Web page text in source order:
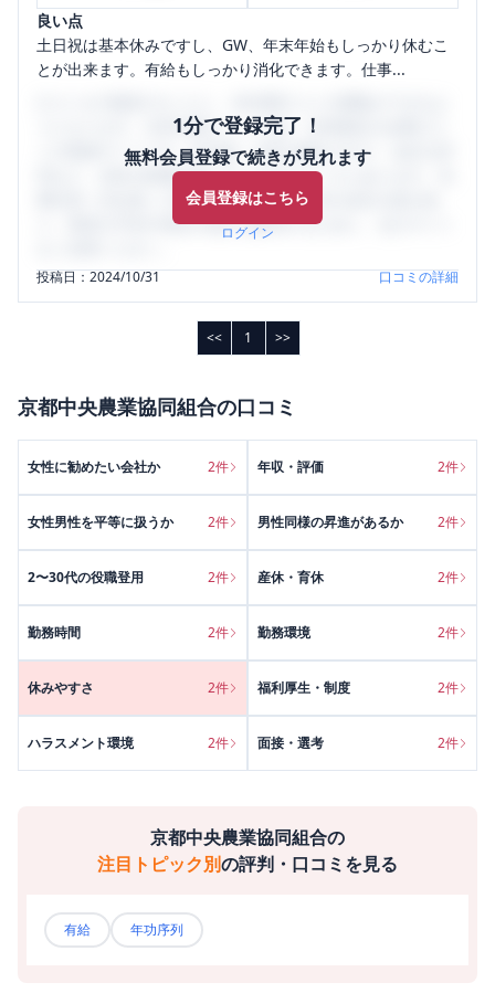
良い点
土日祝は基本休みですし、GW、年末年始もしっかり休むこ
とが出来ます。有給もしっかり消化できます。仕事...
1分で登録完了！
無料会員登録で続きが見れます
会員登録はこちら
ログイン
うになります。SHEHUB(シーハブ)は、女性限定の企業口コ
ミの投稿サイトです。給与面・女性の働きやすさ・会社の評
判など、女性の転職は気にすべき点がたくさんあります。先
輩社員（元社員）の口コミを通して、本当の会社の姿を知
り、将来の不安や現在の悩みを解消するために、ぜひサイト
投稿日：2024/10/31 口コミの詳細
<< 1 >>
京都中央農業協同組合の口コミ
女性に勧めたい会社か 2件 年収・評価 2件
女性男性を平等に扱うか 2件 男性同様の昇進があるか 2件
2〜30代の役職登用 2件 産休・育休 2件
勤務時間 2件 勤務環境 2件
休みやすさ 2件 福利厚生・制度 2件
ハラスメント環境 2件 面接・選考 2件
京都中央農業協同組合の
注目トピック別の評判・口コミを見る
有給 年功序列